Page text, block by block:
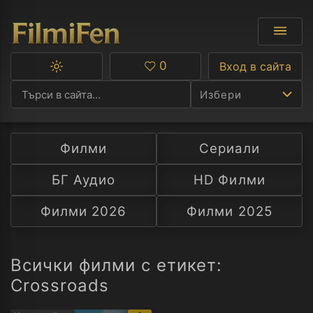
Избери
Ф
С
А
Превключване
тъмна
тема
Любими
0 Вход в сайта
Филми
Сериали
БГ Аудио
HD Филми
Филми 2026
Филми 2025
Всички филми с етикет:
Crossroads